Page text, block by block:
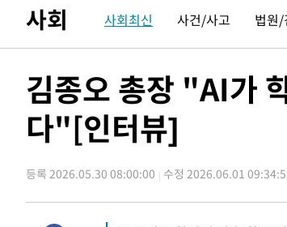
-21508초 전 >
[속보] 노원서 40.1도 관측…서울,
-18598초 전 >[속보]종합특검, '계엄 수용공간 확보'
-17442초 전 >11시간 압수수색에 성접대 파문까지…'
-16464초 전 >[속보]규제합리화위원회 부위원장에 김
병태 후임
-12822초 전 >[속보]국힘 윤리위, '돌려차기 발언' 진종
-5307초 전 >[속보]'채상병 순직 책임' 임성근, 항소심도
-5173초 전 >[속보]종합특검, '관저이전 봐주기 감사'
사회 사회최신 사건/사고 법원
김종오 총장 "AI가
다"[인터뷰]
등록 2026.05.30 08:00:00 수정 2026.06.01